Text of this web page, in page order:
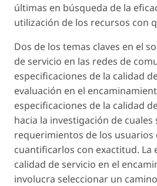
últimas en búsqueda de la
utilización de los recursos con
Dos de los temas claves en el
de servicio en las redes de
especificaciones de la calidad
evaluación en el
especificaciones de la calidad
hacia la investigación de cuales
requerimientos de los usuarios
cuantificarlos con exactitud. La
calidad de servicio en el
involucra seleccionar un